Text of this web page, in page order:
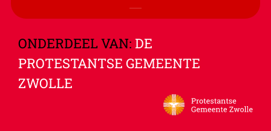
ONDERDEEL VAN: DE
PROTESTANTSE GEMEENTE
ZWOLLE